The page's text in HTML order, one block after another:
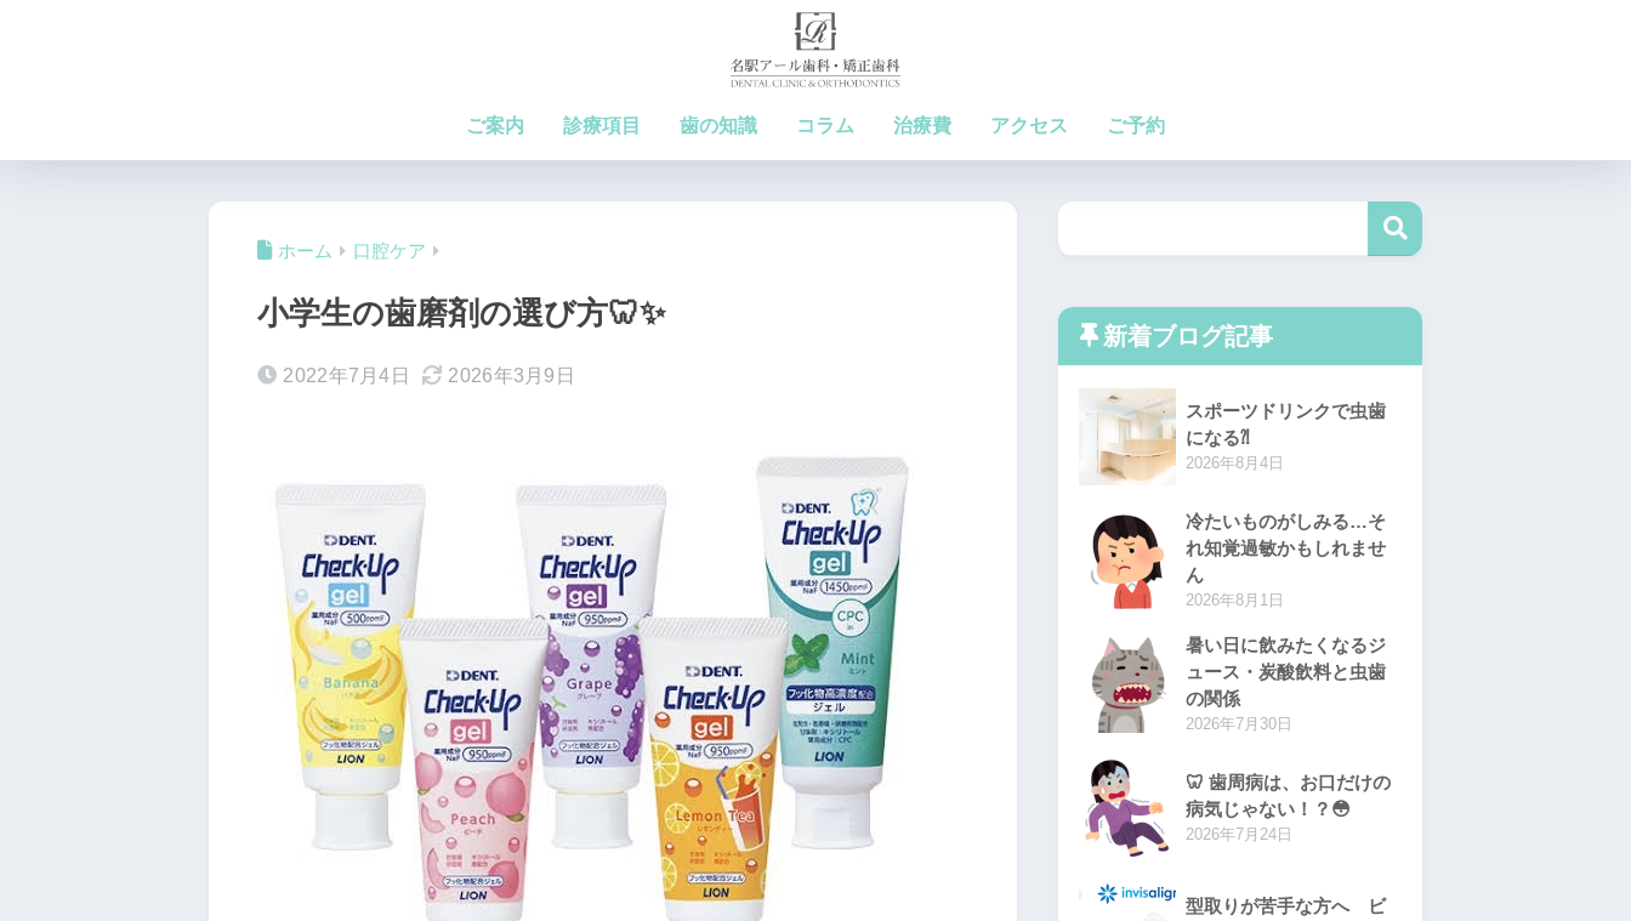
ご案内 診療項目 歯の知識 コラム 治療費 アクセス ご予約
ホーム 口腔ケア
小学生の歯磨剤の選び方🦷✨
2022年7月4日 2026年3月9日
新着ブログ記事
スポーツドリンクで虫歯
になる⁈
2026年8月4日
冷たいものがしみる…そ
れ知覚過敏かもしれませ
ん
2026年8月1日
暑い日に飲みたくなるジ
ュース・炭酸飲料と虫歯
の関係
2026年7月30日
🦷 歯周病は、お口だけの
病気じゃない！？😳
2026年7月24日
型取りが苦手な方へ ビ